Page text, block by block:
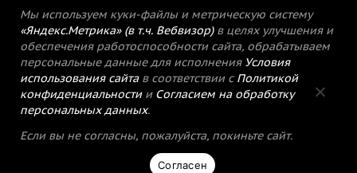
© 2015-2021 Редакция газеты «Кимрский
вестник».
Политика конфиденциальности
Мы используем куки-файлы и метрическую систему
«Яндекс.Метрика» (в т.ч. Вебвизор) в целях улучшения и
обеспечения работоспособности сайта, обрабатываем
персональные данные для исполнения Условия
использования сайтав соответствии с Политикой
конфиденциальностии Согласием на обработку
персональных данных.
Если вы не согласны, пожалуйста, покиньте сайт.
Согласен